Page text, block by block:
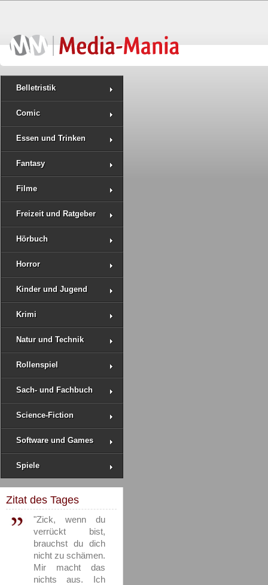
Belletristik
Comic
Essen und Trinken
Fantasy
Filme
Freizeit und Ratgeber
Hörbuch
Horror
Kinder und Jugend
Krimi
Natur und Technik
Rollenspiel
Sach- und Fachbuch
Science-Fiction
Software und Games
Spiele
Zitat des Tages
"Zick, wenn du
verrückt bist,
brauchst du dich
nicht zu schämen.
Mir macht das
nichts aus. Ich